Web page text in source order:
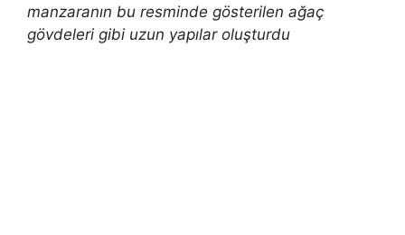
manzaranın bu resminde gösterilen ağaç
gövdeleri gibi uzun yapılar oluşturdu